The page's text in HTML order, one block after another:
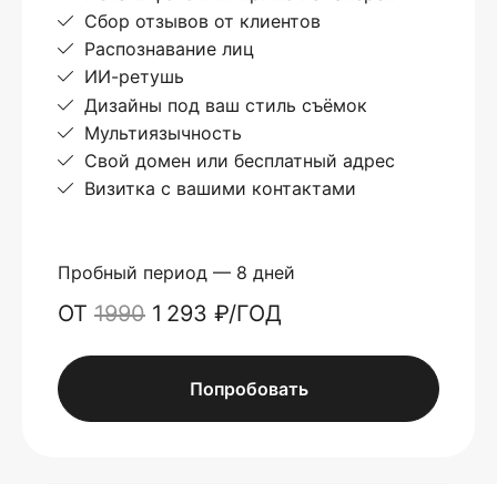
Сбор отзывов от клиентов
Распознавание лиц
ИИ-ретушь
Дизайны под ваш стиль съёмок
Мультиязычность
Свой домен или бесплатный адрес
Визитка с вашими контактами
Пробный период — 8 дней
ОТ 1990 1 293 ₽/ГОД
Попробовать